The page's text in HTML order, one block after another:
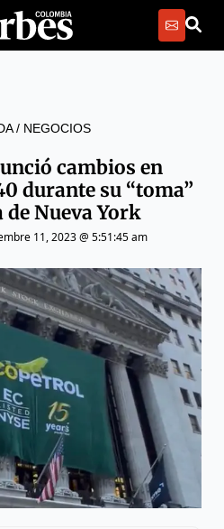
/ NEGOCIOS
cambios en
durante su “toma”
de Nueva York
11, 2023 @ 5:51:45 am